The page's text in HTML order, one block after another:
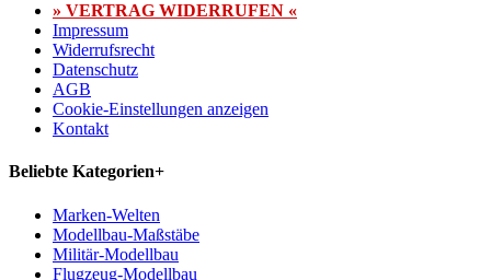
» VERTRAG WIDERRUFEN «
Impressum
Widerrufsrecht
Datenschutz
AGB
Cookie-Einstellungen anzeigen
Kontakt
Beliebte Kategorien+
Marken-Welten
Modellbau-Maßstäbe
Militär-Modellbau
Flugzeug-Modellbau